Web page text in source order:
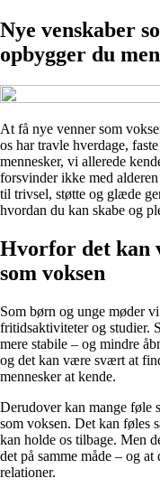
Nye venskaber
opbygger du
At få nye venner som
os har travle hverdage,
mennesker, vi allerede
forsvinder ikke med
til trivsel, støtte og glæde
hvordan du kan skabe og
Hvorfor det kan
som voksen
Som børn og unge møder
fritidsaktiviteter og studier.
mere stabile – og mindre
og det kan være svært at
mennesker at kende.
Derudover kan mange føle
som voksen. Det kan føles
kan holde os tilbage. Men
det på samme måde – og
relationer.